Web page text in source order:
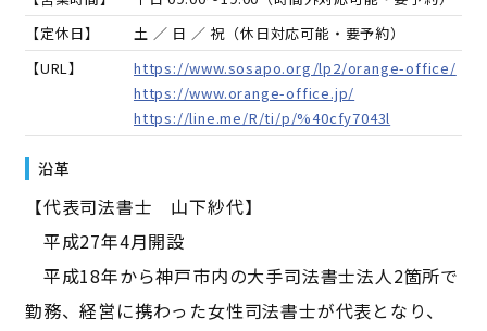
【定休日】
土 ／ 日 ／ 祝（休日対応可能・要予約）
【URL】
https://www.sosapo.org/lp2/orange-office/
https://www.orange-office.jp/
https://line.me/R/ti/p/%40cfy7043l
沿革
【代表司法書士 山下紗代】
平成27年4月開設
平成18年から神戸市内の大手司法書士法人2箇所で
勤務、経営に携わった女性司法書士が代表となり、